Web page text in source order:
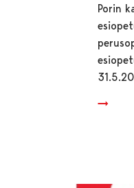
Porin